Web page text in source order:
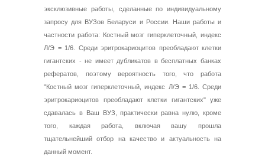
эксклюзивные работы, сделанные по индивидуальному
запросу для ВУЗов Беларуси и России. Наши работы и
частности работа: Костный мозг гиперклеточный, индекс
Л/Э = 1/6. Среди эритрокариоцитов преобладают клетки
гигантских - не имеет дубликатов в бесплатных банках
рефератов, поэтому вероятность того, что работа
"Костный мозг гиперклеточный, индекс Л/Э = 1/6. Среди
эритрокариоцитов преобладают клетки гигантских" уже
сдавалась в Ваш ВУЗ, практически равна нулю, кроме
того, каждая работа, включая вашу прошла
тщательнейший отбор на качество и актуальность на
данный момент.